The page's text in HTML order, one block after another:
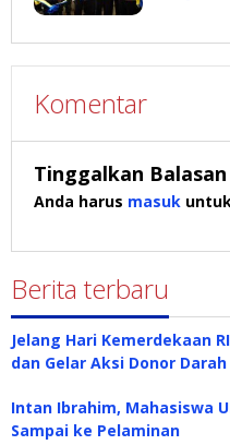
Komentar
Tinggalkan Balasan
Anda harus masuk
Berita terbaru
Jelang Hari Kemerdekaan
dan Gelar Aksi Donor Darah
Intan Ibrahim, Mahasiswa
Sampai ke Pelaminan